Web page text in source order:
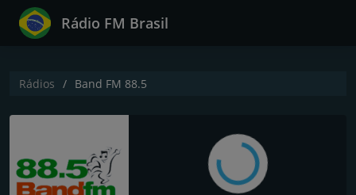
Rádio FM Brasil
Rádios Band FM 88.5